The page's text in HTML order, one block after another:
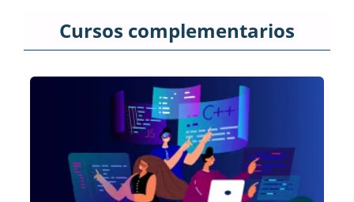
Cursos complementarios